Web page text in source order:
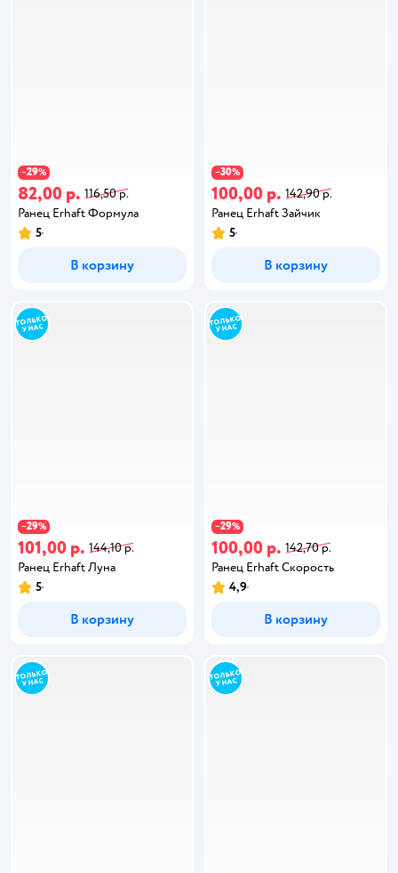
−29%
82,00 р. 116,50 р.
Ранец Erhaft Формула
5
В корзину
−30%
100,00 р. 142,90 р.
Ранец Erhaft Зайчик
5
В корзину
−29%
101,00 р. 144,10 р.
Ранец Erhaft Луна
5
В корзину
−29%
100,00 р. 142,70 р.
Ранец Erhaft Скорость
4,9
В корзину